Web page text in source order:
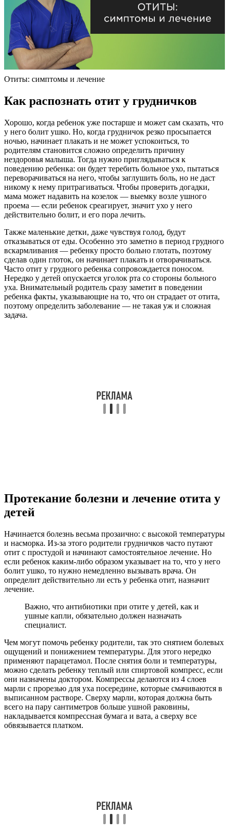
Отиты: симптомы и лечение
Как распознать отит у грудничков
Хорошо, когда ребенок уже постарше и может сам сказать, что
у него болит ушко. Но, когда грудничок резко просыпается
ночью, начинает плакать и не может успокоиться, то
родителям становится сложно определить причину
нездоровья малыша. Тогда нужно приглядываться к
поведению ребенка: он будет теребить больное ухо, пытаться
переворачиваться на него, чтобы заглушить боль, но не даст
никому к нему притрагиваться. Чтобы проверить догадки,
мама может надавить на козелок — выемку возле ушного
проема — если ребенок среагирует, значит ухо у него
действительно болит, и его пора лечить.
Также маленькие детки, даже чувствуя голод, будут
отказываться от еды. Особенно это заметно в период грудного
вскармливания — ребенку просто больно глотать, поэтому
сделав один глоток, он начинает плакать и отворачиваться.
Часто отит у грудного ребенка сопровождается поносом.
Нередко у детей опускается уголок рта со стороны больного
уха. Внимательный родитель сразу заметит в поведении
ребенка факты, указывающие на то, что он страдает от отита,
поэтому определить заболевание — не такая уж и сложная
задача.
Протекание болезни и лечение отита у
детей
Начинается болезнь весьма прозаично: с высокой температуры
и насморка. Из-за этого родители грудничков часто путают
отит с простудой и начинают самостоятельное лечение. Но
если ребенок каким-либо образом указывает на то, что у него
болит ушко, то нужно немедленно вызывать врача. Он
определит действительно ли есть у ребенка отит, назначит
лечение.
Важно, что антибиотики при отите у детей, как и
ушные капли, обязательно должен назначать
специалист.
Чем могут помочь ребенку родители, так это снятием болевых
ощущений и понижением температуры. Для этого нередко
применяют парацетамол. После снятия боли и температуры,
можно сделать ребенку теплый или спиртовой компресс, если
они назначены доктором. Компрессы делаются из 4 слоев
марли с прорезью для уха посередине, которые смачиваются в
выписанном растворе. Сверху марли, которая должна быть
всего на пару сантиметров больше ушной раковины,
накладывается компрессная бумага и вата, а сверху все
обвязывается платком.